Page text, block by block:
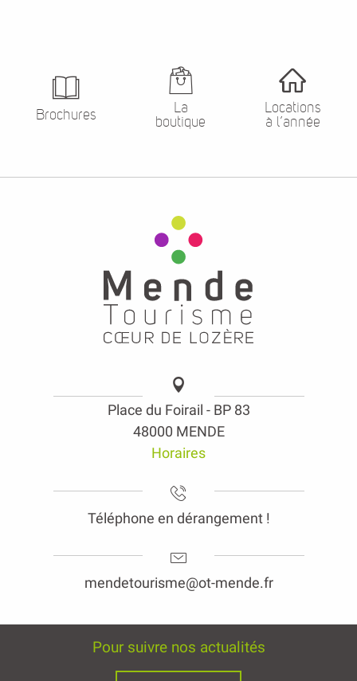
Brochures
La
boutique
Locations
à l’année
Place du Foirail - BP 83
48000 MENDE
Horaires
Téléphone en dérangement !
mendetourisme@ot-mende.fr
Pour suivre nos actualités